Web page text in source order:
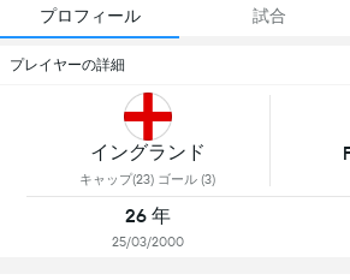
プロフィール 試合
プレイヤーの詳細
イングランド
キャップ(23) ゴール (3)
26 年
25/03/2000